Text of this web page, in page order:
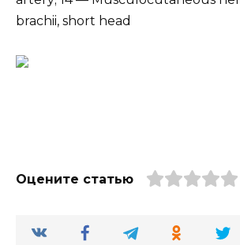
brachii, short head
Оцените статью